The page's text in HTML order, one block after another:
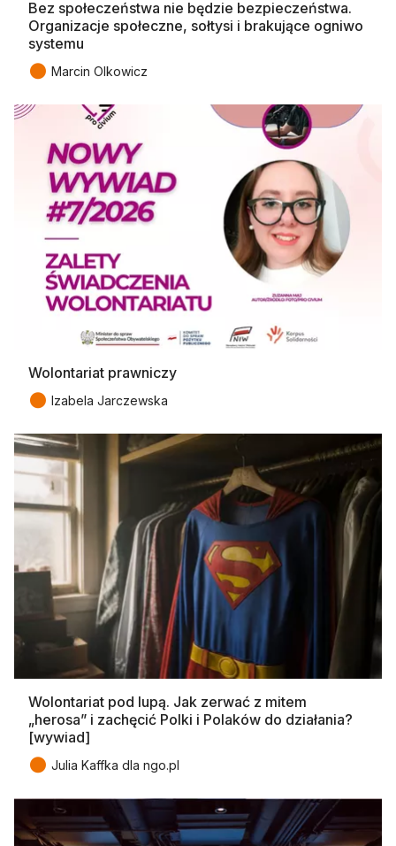
Bez społeczeństwa nie będzie bezpieczeństwa.
Organizacje społeczne, sołtysi i brakujące ogniwo
systemu
● Marcin Olkowicz
Wolontariat prawniczy
● Izabela Jarczewska
Wolontariat pod lupą. Jak zerwać z mitem
„herosa” i zachęcić Polki i Polaków do działania?
[wywiad]
● Julia Kaffka dla ngo.pl